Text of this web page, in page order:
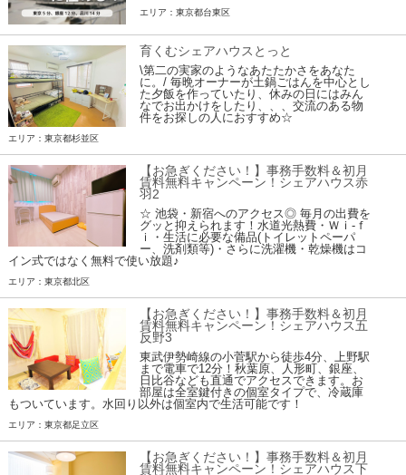
エリア：東京都台東区
育くむシェアハウスとっと
\第二の実家のようなあたたかさをあなた
に。/ 毎晩オーナーが土鍋ごはんを中心とし
た夕飯を作っていたり、休みの日にはみん
なでお出かけをしたり、、、交流のある物
件をお探しの人におすすめ☆
エリア：東京都杉並区
【お急ぎください！】事務手数料＆初月
賃料無料キャンペーン！シェアハウス赤
羽2
☆ 池袋・新宿へのアクセス◎ 毎月の出費を
グッと抑えられます！水道光熱費・Ｗｉ-ｆ
ｉ・生活に必要な備品(トイレットペーパ
ー、洗剤類等)・さらに洗濯機・乾燥機はコ
イン式ではなく無料で使い放題♪
エリア：東京都北区
【お急ぎください！】事務手数料＆初月
賃料無料キャンペーン！シェアハウス五
反野3
東武伊勢崎線の小菅駅から徒歩4分、上野駅
まで電車で12分！秋葉原、人形町、銀座、
日比谷なども直通でアクセスできます。お
部屋は全室鍵付きの個室タイプで、冷蔵庫
もついています。水回り以外は個室内で生活可能です！
エリア：東京都足立区
【お急ぎください！】事務手数料＆初月
賃料無料キャンペーン！シェアハウス下